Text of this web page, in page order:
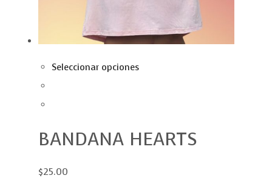
Seleccionar opciones
BANDANA HEARTS
$25.00